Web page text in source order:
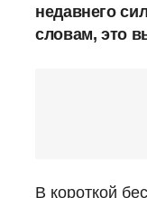
недавнего
словам, это
В короткой